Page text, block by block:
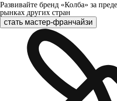
Развивайте бренд «Колба» за
рынках других стран
стать мастер-франчайзи